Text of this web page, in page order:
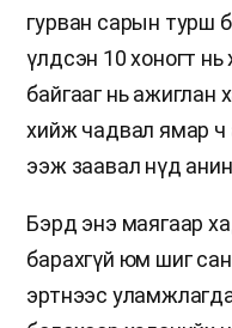
гурван сарын турш
үлдсэн 10 хоногт
байгааг нь ажиглан
хийж чадвал ямар ч
ээж заавал нүд
Бэрд энэ маягаар
барахгүй юм шиг
эртнээс